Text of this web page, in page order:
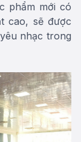
phẩm mới có
cao, sẽ được
nhạc trong